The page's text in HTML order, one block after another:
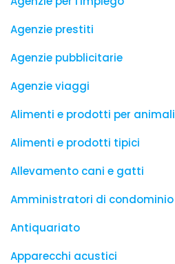
Agenzie prestiti
Agenzie pubblicitarie
Agenzie viaggi
Alimenti e prodotti per animali
Alimenti e prodotti tipici
Allevamento cani e gatti
Amministratori di condominio
Antiquariato
Apparecchi acustici